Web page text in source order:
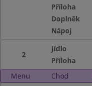
Příloha
Doplněk
Nápoj
2
Jídlo
Příloha
Menu
Chod